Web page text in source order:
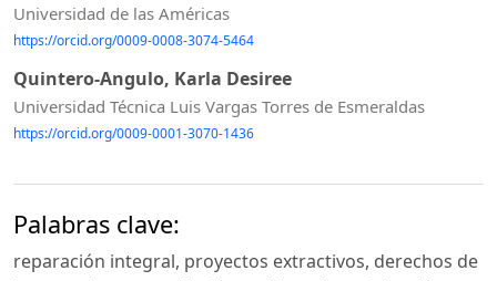
Universidad de las Américas
https://orcid.org/0009-0008-3074-5464
Quintero-Angulo, Karla Desiree
Universidad Técnica Luis Vargas Torres de Esmeraldas
https://orcid.org/0009-0001-3070-1436
Palabras clave:
reparación integral, proyectos extractivos, derechos de